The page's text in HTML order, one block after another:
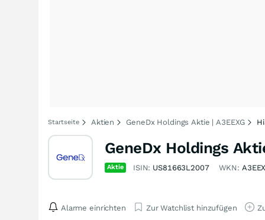
Startseite Aktien GeneDx Holdings Aktie | A3EEXG
GeneDx Holdings
Aktie ISIN: US81663L2007 WKN:
Alarme einrichten Zur Watchlist hinzufügen